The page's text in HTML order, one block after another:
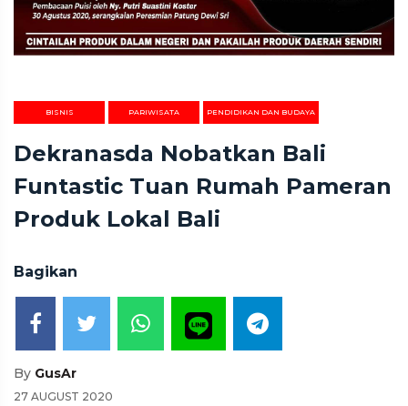
BISNIS PARIWISATA PENDIDIKAN DAN BUDAYA
Dekranasda Nobatkan Bali
Funtastic Tuan Rumah Pameran
Produk Lokal Bali
Bagikan
By GusAr
27 AUGUST 2020